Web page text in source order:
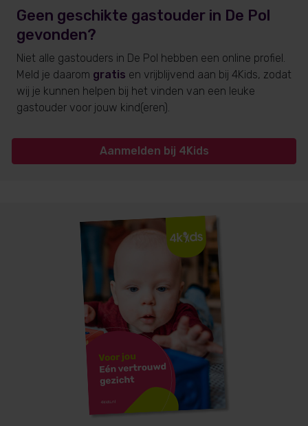
Geen geschikte gastouder in De Pol
gevonden?
Niet alle gastouders in De Pol hebben een online profiel.
Meld je daarom gratis en vrijblijvend aan bij 4Kids, zodat
wij je kunnen helpen bij het vinden van een leuke
gastouder voor jouw kind(eren).
Aanmelden bij 4Kids